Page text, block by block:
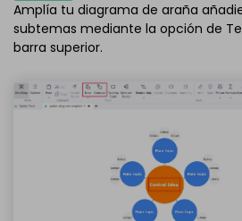
Amplía tu diagrama de araña
subtemas mediante la opción de
barra superior.